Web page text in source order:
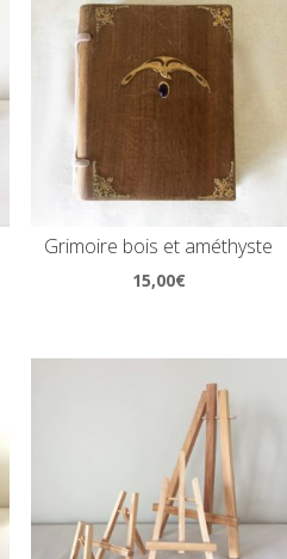
Grimoire bois et améthyste
15,00€